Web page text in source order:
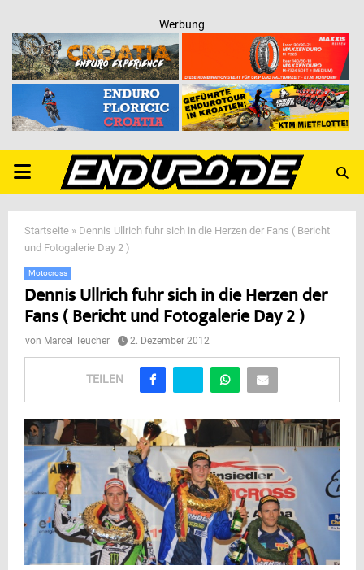
Werbung
PRIMARY
MENU
Startseite » Dennis Ullrich fuhr sich in die Herzen der Fans ( Bericht
und Fotogalerie Day 2 )
Motocross
Dennis Ullrich fuhr sich in die Herzen der
Fans ( Bericht und Fotogalerie Day 2 )
von Marcel Teucher 2. Dezember 2012
TEILEN